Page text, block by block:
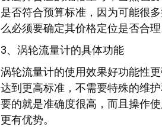
是否符合预算标准，因为可能很
么必须要确定其价格定位是否合理
3、涡轮流量计的具体功能
涡轮流量计的使用效果好功能性
达到更高标准，不需要特殊的维
要的就是准确度很高，而且操作
更有优势。